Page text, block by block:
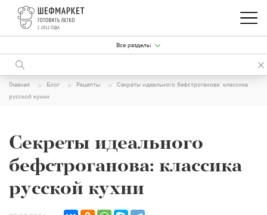
Все разделы
Главная Блог Рецепты
Секреты идеального бефстроганова: классика
русской кухни
Секреты идеального
бефстроганова: классика
русской кухни